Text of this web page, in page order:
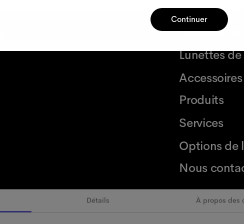
Détails À propos des
Lunettes de
Lunettes de
Accessoires
Produits
Services
Options de
Nous
Continuer